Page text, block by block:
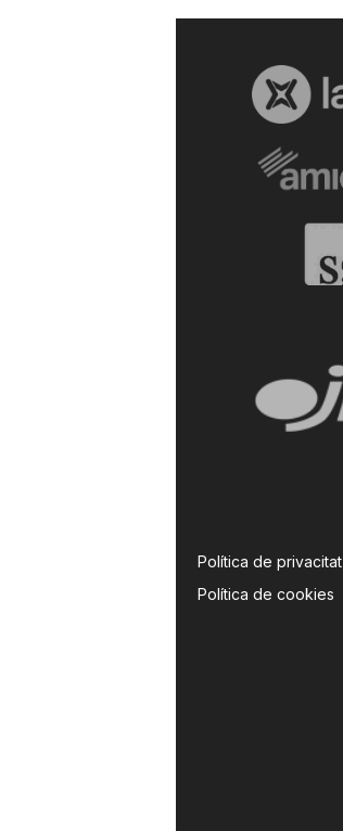
Política de privacitat
Política de cookies